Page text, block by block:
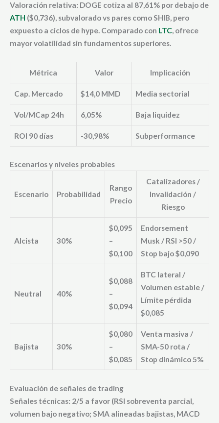
Valoración relativa: DOGE cotiza al 87,61% por debajo de
ATH ($0,736), subvalorado vs pares como SHIB, pero
expuesto a ciclos de hype. Comparado con LTC, ofrece
mayor volatilidad sin fundamentos superiores.
Métrica Valor Implicación
Cap. Mercado $14,0 MMD Media sectorial
Vol/MCap 24h 6,05% Baja liquidez
ROI 90 días -30,98% Subperformance
Escenarios y niveles probables
Escenario Probabilidad
Rango
Precio
Catalizadores /
Invalidación /
Riesgo
Alcista 30%
$0,095
–
$0,100
Endorsement
Musk / RSI >50 /
Stop bajo $0,090
Neutral 40%
$0,088
–
$0,094
BTC lateral /
Volumen estable /
Límite pérdida
$0,085
Bajista 30%
$0,080
–
$0,085
Venta masiva /
SMA-50 rota /
Stop dinámico 5%
Evaluación de señales de trading
Señales técnicas: 2/5 a favor (RSI sobreventa parcial,
volumen bajo negativo; SMA alineadas bajistas, MACD